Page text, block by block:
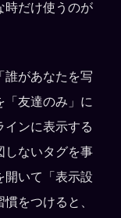
時だけ使うのが
誰があなたを写
「友達のみ」に
インに表示する
しないタグを事
開いて「表示設
をつけると、